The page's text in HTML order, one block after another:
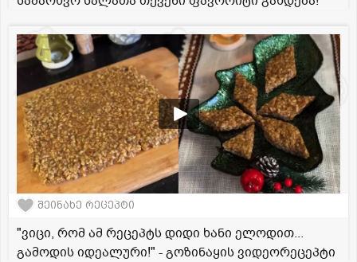
შეინახე რეცეპტი
"ვიცი, რომ ამ რეცეპტს დიდი ხანი ელოდით...
გამოდის იდეალური!" - გოზინაყის ვიდეორეცეპტი